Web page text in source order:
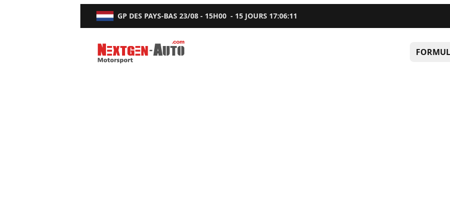
GP DES PAYS-BAS 23/08 - 15H00 - 15 JOURS 17:06:09
Nextgen-Auto.com